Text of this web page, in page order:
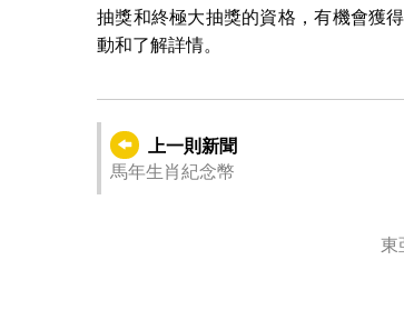
抽獎和終極大抽獎的資格，有機會獲
動和了解詳情。
上一則新聞
馬年生肖紀念幣
東